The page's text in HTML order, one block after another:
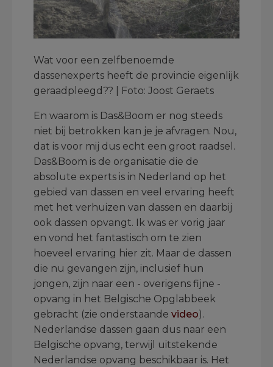
Wat voor een zelfbenoemde
dassenexperts heeft de provincie eigenlijk
geraadpleegd?? | Foto: Joost Geraets
En waarom is Das&Boom er nog steeds
niet bij betrokken kan je je afvragen. Nou,
dat is voor mij dus echt een groot raadsel.
Das&Boom is de organisatie die de
absolute experts is in Nederland op het
gebied van dassen en veel ervaring heeft
met het verhuizen van dassen en daarbij
ook dassen opvangt. Ik was er vorig jaar
en vond het fantastisch om te zien
hoeveel ervaring hier zit. Maar de dassen
die nu gevangen zijn, inclusief hun
jongen, zijn naar een - overigens fijne -
opvang in het Belgische Opglabbeek
gebracht (zie onderstaande video).
Nederlandse dassen gaan dus naar een
Belgische opvang, terwijl uitstekende
Nederlandse opvang beschikbaar is. Het